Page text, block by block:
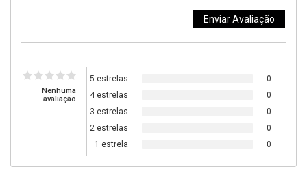
Nenhuma
avaliação
5 estrelas
0
4 estrelas
0
3 estrelas
0
2 estrelas
0
1 estrela
0